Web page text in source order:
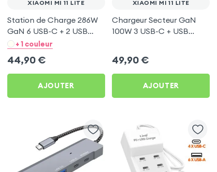
XIAOMI MI 11 LITE
Station de Charge 286W
GaN 6 USB-C + 2 USB
Noir pour Xiaomi Mi 11 Lite
+ 1 couleur
44,90 €
AJOUTER
XIAOMI MI 11 LITE
Chargeur Secteur GaN
100W 3 USB-C + USB
49,90 €
AJOUTER